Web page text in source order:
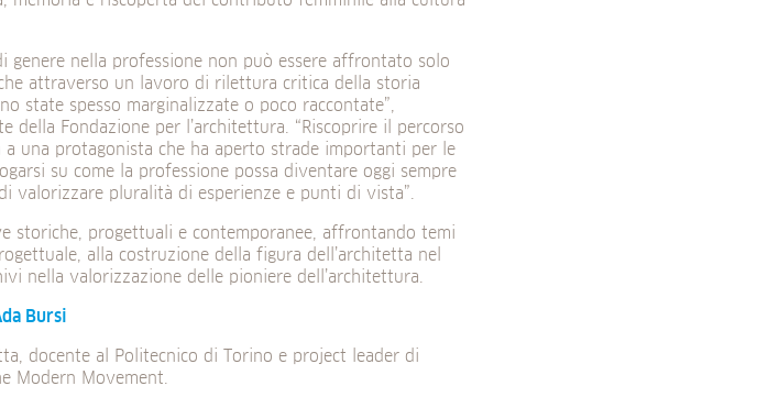
genere nella professione non può essere affrontato solo
attraverso un lavoro di rilettura critica della storia
state spesso marginalizzate o poco raccontate”,
della Fondazione per l’architettura. “Riscoprire il percorso
una protagonista che ha aperto strade importanti per le
su come la professione possa diventare oggi sempre
valorizzare pluralità di esperienze e punti di vista”.
storiche, progettuali e contemporanee, affrontando temi
alla costruzione della figura dell’architetta nel
nella valorizzazione delle pioniere dell’architettura.
Bursi
docente al Politecnico di Torino e project leader di
Modern Movement.